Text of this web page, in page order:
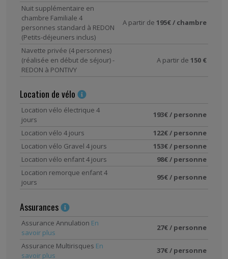
Nuit supplémentaire en
chambre Familiale 4
personnes standard à REDON
(Petits-déjeuners inclus)
A partir de 195€ / chambre
Navette privée (4 personnes)
(réalisée en début de séjour) -
REDON à PONTIVY
A partir de 150 €
Location de vélo
Location vélo électrique 4
jours
193€ / personne
Location vélo 4 jours
122€ / personne
Location vélo Gravel 4 jours
153€ / personne
Location vélo enfant 4 jours
98€ / personne
Location remorque enfant 4
jours
95€ / personne
Assurances
Assurance Annulation En
savoir plus
27€ / personne
Assurance Multirisques En
savoir plus
37€ / personne